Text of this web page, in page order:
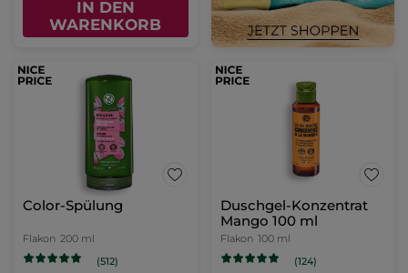
IN DEN
WARENKORB
Color-Spülung
Flakon 200 ml
(512)
Duschgel-Konzentrat
Mango 100 ml
Flakon 100 ml
(124)